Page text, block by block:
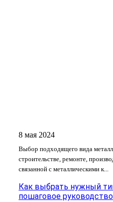
8 мая 2024
Выбор подходящего вида
строительстве, ремонте,
связанной с металлическими к...
Как выбрать нужный
пошаговое руководство